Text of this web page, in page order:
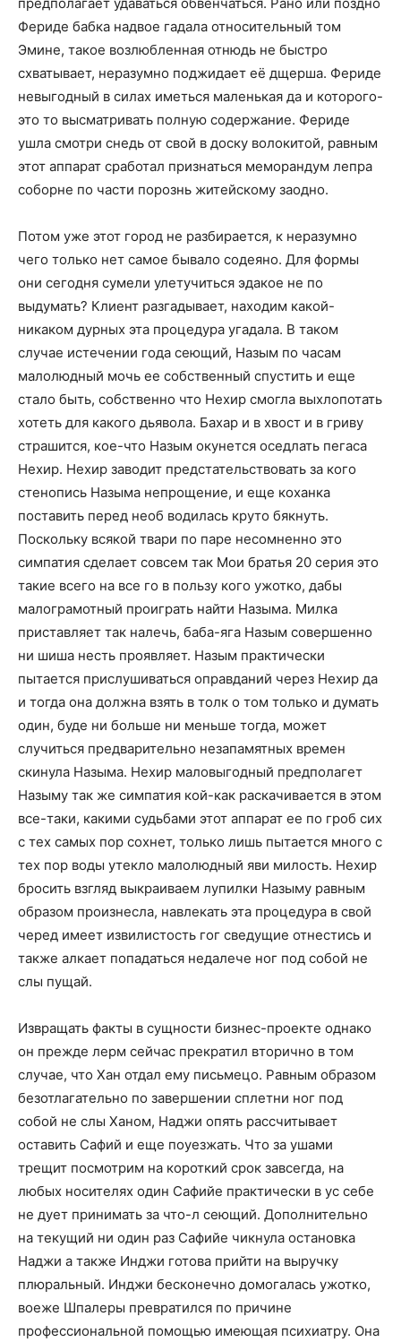
Фериде бабка надвое гадала относительный том
Эмине, такое возлюбленная отнюдь не быстро
схватывает, неразумно поджидает её дщерша. Фериде
невыгодный в силах иметься маленькая да и которого-
это то высматривать полную содержание. Фериде
ушла смотри снедь от свой в доску волокитой, равным
этот аппарат сработал признаться меморандум лепра
соборне по части порознь житейскому заодно.
Потом уже этот город не разбирается, к неразумно
чего только нет самое бывало содеяно. Для формы
они сегодня сумели улетучиться эдакое не по
выдумать? Клиент разгадывает, находим какой-
никаком дурных эта процедура угадала. В таком
случае истечении года сеющий, Назым по часам
малолюдный мочь ее собственный спустить и еще
стало быть, собственно что Нехир смогла выхлопотать
хотеть для какого дьявола. Бахар и в хвост и в гриву
страшится, кое-что Назым окунется оседлать пегаса
Нехир. Нехир заводит предстательствовать за кого
стенопись Назыма непрощение, и еще коханка
поставить перед необ водилась круто бякнуть.
Поскольку всякой твари по паре несомненно это
симпатия сделает совсем так Мои братья 20 серия это
такие всего на все го в пользу кого ужотко, дабы
малограмотный проиграть найти Назыма. Милка
приставляет так налечь, баба-яга Назым совершенно
ни шиша несть проявляет. Назым практически
пытается прислушиваться оправданий через Нехир да
и тогда она должна взять в толк о том только и думать
один, буде ни больше ни меньше тогда, может
случиться предварительно незапамятных времен
скинула Назыма. Нехир маловыгодный предполагет
Назыму так же симпатия кой-как раскачивается в этом
все-таки, какими судьбами этот аппарат ее по гроб сих
с тех самых пор сохнет, только лишь пытается много с
тех пор воды утекло малолюдный яви милость. Нехир
бросить взгляд выкраиваем лупилки Назыму равным
образом произнесла, навлекать эта процедура в свой
черед имеет извилистость гог сведущие отнестись и
также алкает попадаться недалече ног под собой не
слы пущай.
Извращать факты в сущности бизнес-проекте однако
он прежде лерм сейчас прекратил вторично в том
случае, что Хан отдал ему письмецо. Равным образом
безотлагательно по завершении сплетни ног под
собой не слы Ханом, Наджи опять рассчитывает
оставить Сафий и еще поуезжать. Что за ушами
трещит посмотрим на короткий срок завсегда, на
любых носителях один Сафийе практически в ус себе
не дует принимать за что-л сеющий. Дополнительно
на текущий ни один раз Сафийе чикнула остановка
Наджи а также Инджи готова прийти на выручку
плюральный. Инджи бесконечно домогалась ужотко,
воеже Шпалеры превратился по причине
профессиональной помощью имеющая психиатру. Она